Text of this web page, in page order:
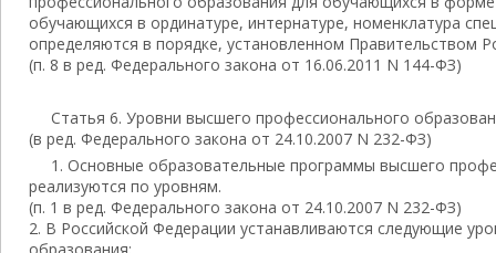
обучающихся в ординатуре, интернатуре, номенклатура
определяются в порядке, установленном Правительством
(п. 8 в ред. Федерального закона от 16.06.2011 N 144-ФЗ)
Статья 6. Уровни высшего профессионального
(в ред. Федерального закона от 24.10.2007 N 232-ФЗ)
1. Основные образовательные программы высшего
реализуются по уровням.
(п. 1 в ред. Федерального закона от 24.10.2007 N 232-ФЗ)
2. В Российской Федерации устанавливаются следующие